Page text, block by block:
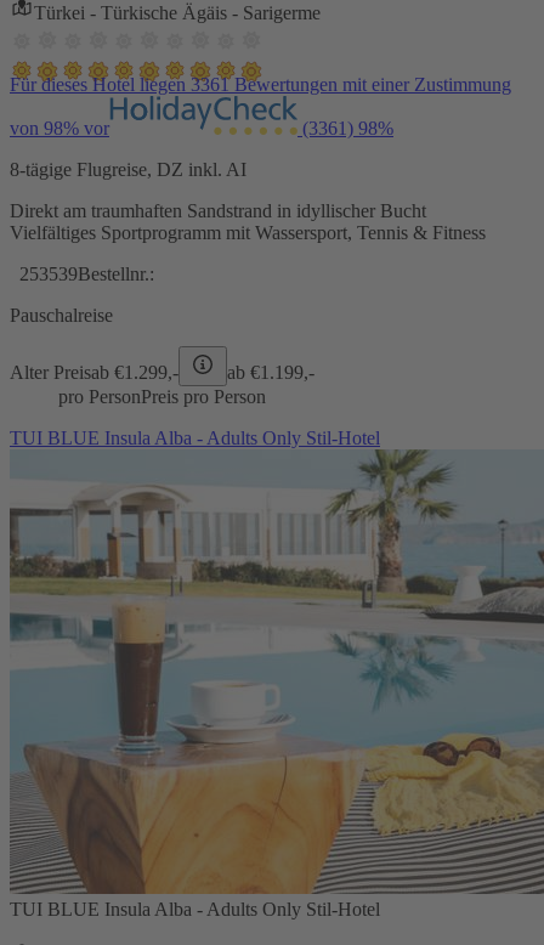
Türkei - Türkische Ägäis - Sarigerme
Für dieses Hotel liegen 3361 Bewertungen mit einer Zustimmung
von 98% vor (3361) 98%
8-tägige Flugreise, DZ inkl. AI
Direkt am traumhaften Sandstrand in idyllischer Bucht
Vielfältiges Sportprogramm mit Wassersport, Tennis & Fitness
253539Bestellnr.:
Pauschalreise
Alter Preisab €1.299,- ab €1.199,-
pro PersonPreis pro Person
TUI BLUE Insula Alba - Adults Only Stil-Hotel
TUI BLUE Insula Alba - Adults Only Stil-Hotel